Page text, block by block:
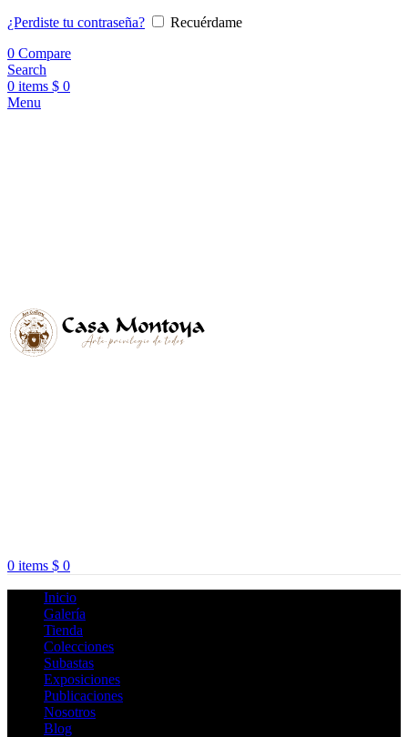
¿Perdiste tu contraseña?
Recuérdame
0 Compare
Search
0 items $ 0
Menu
0 items $ 0
Inicio
Galería
Tienda
Colecciones
Subastas
Exposiciones
Publicaciones
Nosotros
Blog